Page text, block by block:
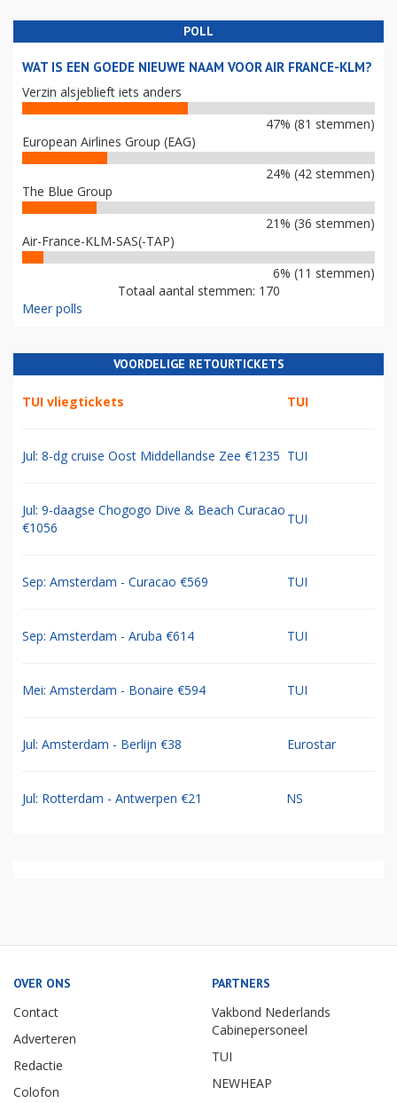
POLL
WAT IS EEN GOEDE NIEUWE NAAM VOOR AIR FRANCE-KLM?
Verzin alsjeblieft iets anders
47% (81 stemmen)
European Airlines Group (EAG)
24% (42 stemmen)
The Blue Group
21% (36 stemmen)
Air-France-KLM-SAS(-TAP)
6% (11 stemmen)
Totaal aantal stemmen: 170
Meer polls
VOORDELIGE RETOURTICKETS
TUI vliegtickets TUI
Jul: 8-dg cruise Oost Middellandse Zee €1235 TUI
Jul: 9-daagse Chogogo Dive & Beach Curacao
€1056
TUI
Sep: Amsterdam - Curacao €569 TUI
Sep: Amsterdam - Aruba €614 TUI
Mei: Amsterdam - Bonaire €594 TUI
Jul: Amsterdam - Berlijn €38 Eurostar
Jul: Rotterdam - Antwerpen €21 NS
OVER ONS
Contact
Adverteren
Redactie
Colofon
PARTNERS
Vakbond Nederlands
Cabinepersoneel
TUI
NEWHEAP